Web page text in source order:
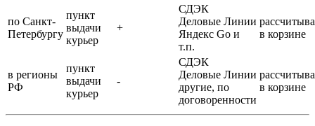
по Санкт-
Петербургу
пункт
выдачи
курьер
+
СДЭК
Деловые Линии
Яндекс Go и
т.п.
в корзине
в регионы
РФ
пункт
выдачи
курьер
-
СДЭК
Деловые Линии
другие, по
договоренности
в корзине